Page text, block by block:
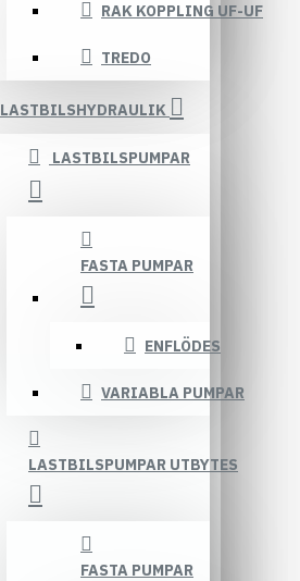
RAK KOPPLING UF-UF
TREDO
LASTBILSHYDRAULIK
LASTBILSPUMPAR
FASTA PUMPAR
ENFLÖDES
VARIABLA PUMPAR
LASTBILSPUMPAR UTBYTES
FASTA PUMPAR